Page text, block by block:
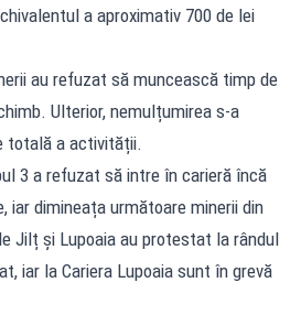
a aproximativ 700 de lei
au refuzat să muncească timp de
Ulterior, nemulțumirea s-a
totală a activității.
3 a refuzat să intre în carieră încă
iar dimineața următoare minerii din
Jilț și Lupoaia au protestat la rândul
iar la Cariera Lupoaia sunt în grevă